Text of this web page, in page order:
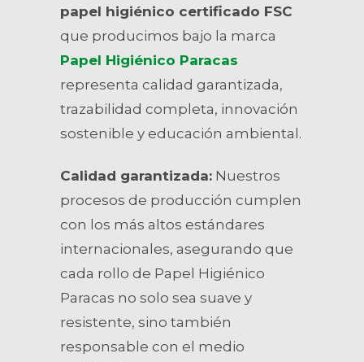
papel higiénico certificado FSC
que producimos bajo la marca
Papel Higiénico Paracas
representa calidad garantizada,
trazabilidad completa, innovación
sostenible y educación ambiental.
Calidad garantizada: Nuestros
procesos de producción cumplen
con los más altos estándares
internacionales, asegurando que
cada rollo de Papel Higiénico
Paracas no solo sea suave y
resistente, sino también
responsable con el medio